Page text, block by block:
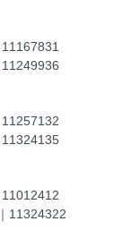
11324322